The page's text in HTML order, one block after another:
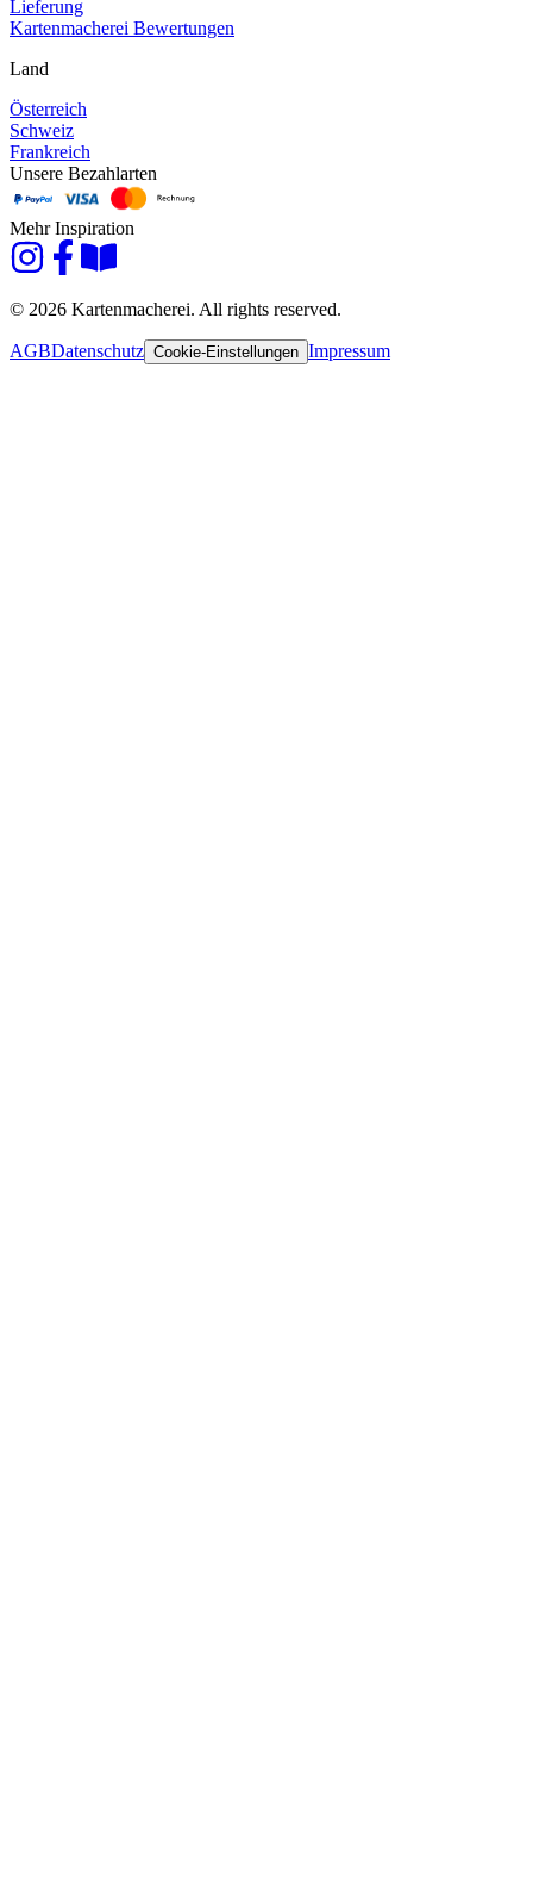
Lieferung
Kartenmacherei Bewertungen
Land
Österreich
Schweiz
Frankreich
Unsere Bezahlarten
Mehr Inspiration
© 2026 Kartenmacherei. All rights reserved.
AGBDatenschutz Cookie-Einstellungen Impressum